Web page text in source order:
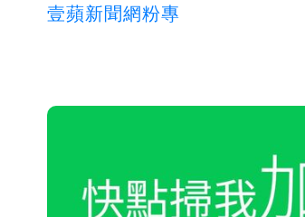
壹蘋新聞網粉專